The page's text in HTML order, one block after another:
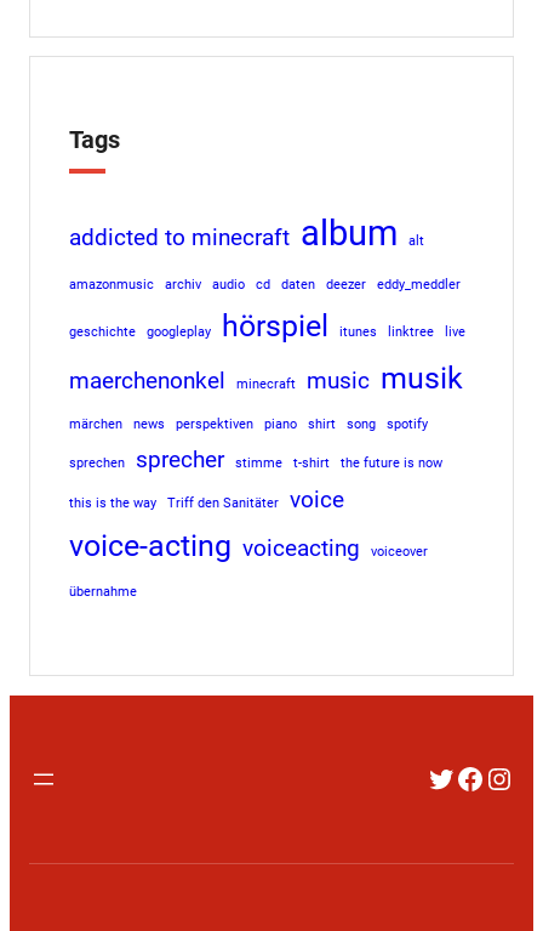
Tags
addicted to minecraft album alt
amazonmusic archiv audio cd daten deezer eddy_meddler
geschichte googleplay hörspiel itunes linktree live
maerchenonkel minecraft music musik
märchen news perspektiven piano shirt song spotify
sprechen sprecher stimme t-shirt the future is now
this is the way Triff den Sanitäter voice
voice-acting voiceacting voiceover
übernahme
Twitter